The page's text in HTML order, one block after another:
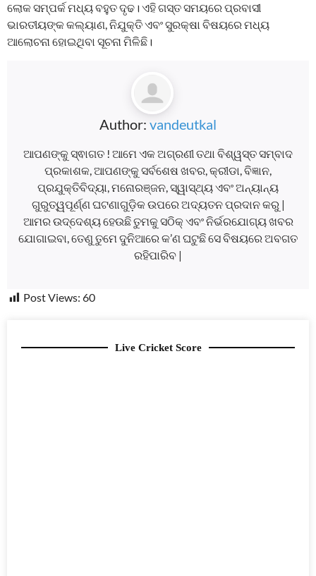
ଲୋକ ସମ୍ପର୍କ ମଧ୍ୟ ବହୁତ ଦୃଢ। ଏହି ଗସ୍ତ ସମୟରେ ପ୍ରବାସୀ
ଭାରତୀୟଙ୍କ କଲ୍ୟାଣ, ନିଯୁକ୍ତି ଏବଂ ସୁରକ୍ଷା ବିଷୟରେ ମଧ୍ୟ
ଆଲୋଚନା ହୋଇଥିବା ସୂଚନା ମିଳିଛି।
Author: vandeutkal
ଆପଣଙ୍କୁ ସ୍ଵାଗତ ! ଆମେ ଏକ ଅଗ୍ରଣୀ ତଥା ବିଶ୍ୱସ୍ତ ସମ୍ବାଦ
ପ୍ରକାଶକ, ଆପଣଙ୍କୁ ସର୍ବଶେଷ ଖବର, କ୍ରୀଡା, ବିଜ୍ଞାନ,
ପ୍ରଯୁକ୍ତିବିଦ୍ୟା, ମନୋରଞ୍ଜନ, ସ୍ୱାସ୍ଥ୍ୟ ଏବଂ ଅନ୍ୟାନ୍ୟ
ଗୁରୁତ୍ୱପୂର୍ଣ୍ଣ ଘଟଣାଗୁଡ଼ିକ ଉପରେ ଅଦ୍ୟତନ ପ୍ରଦାନ କରୁ |
ଆମର ଉଦ୍ଦେଶ୍ୟ ହେଉଛି ତୁମକୁ ସଠିକ୍ ଏବଂ ନିର୍ଭରଯୋଗ୍ୟ ଖବର
ଯୋଗାଇବା, ତେଣୁ ତୁମେ ଦୁନିଆରେ କ’ଣ ଘଟୁଛି ସେ ବିଷୟରେ ଅବଗତ
ରହିପାରିବ |
Post Views: 60
Live Cricket Score